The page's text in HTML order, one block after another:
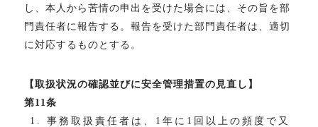
し、本人から苦情の申出を受けた場合には、その旨を部
門責任者に報告する。報告を受けた部門責任者は、適切
に対応するものとする。
【取扱状況の確認並びに安全管理措置の見直し】
第11条
事務取扱責任者は、1年に1回以上の頻度で又